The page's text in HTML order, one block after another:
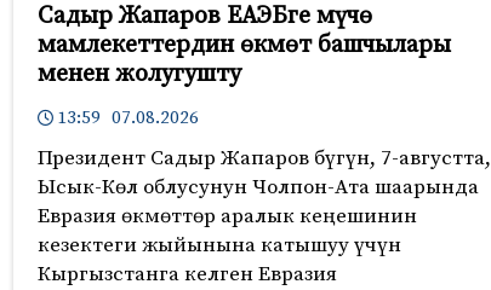
Садыр Жапаров ЕАЭБге мүчө
мамлекеттердин өкмөт башчылары
менен жолугушту
13:59 07.08.2026
Президент Садыр Жапаров бүгүн, 7-августта,
Ысык-Көл облусунун Чолпон-Ата шаарында
Евразия өкмөттөр аралык кеңешинин
кезектеги жыйынына катышуу үчүн
Кыргызстанга келген Евразия